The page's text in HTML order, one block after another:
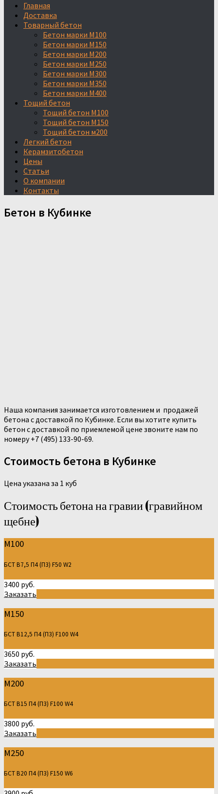
Главная
Доставка
Товарный бетон
Бетон марки М100
Бетон марки М150
Бетон марки М200
Бетон марки М250
Бетон марки М300
Бетон марки М350
Бетон марки М400
Тощий бетон
Тощий бетон М100
Тощий бетон М150
Тощий бетон м200
Легкий бетон
Керамзитобетон
Цены
Статьи
О компании
Контакты
Бетон в Кубинке
Наша компания занимается изготовлением и продажей
бетона с доставкой по Кубинке. Если вы хотите купить
бетон с доставкой по приемлемой цене звоните нам по
номеру +7 (495) 133-90-69.
Стоимость бетона в Кубинке
Цена указана за 1 куб
Стоимость бетона на гравии (гравийном
щебне)
М100
БСТ В7,5 П4 (П3) F50 W2
3400 руб.
Заказать
М150
БСТ В12,5 П4 (П3) F100 W4
3650 руб.
Заказать
М200
БСТ В15 П4 (П3) F100 W4
3800 руб.
Заказать
М250
БСТ В20 П4 (П3) F150 W6